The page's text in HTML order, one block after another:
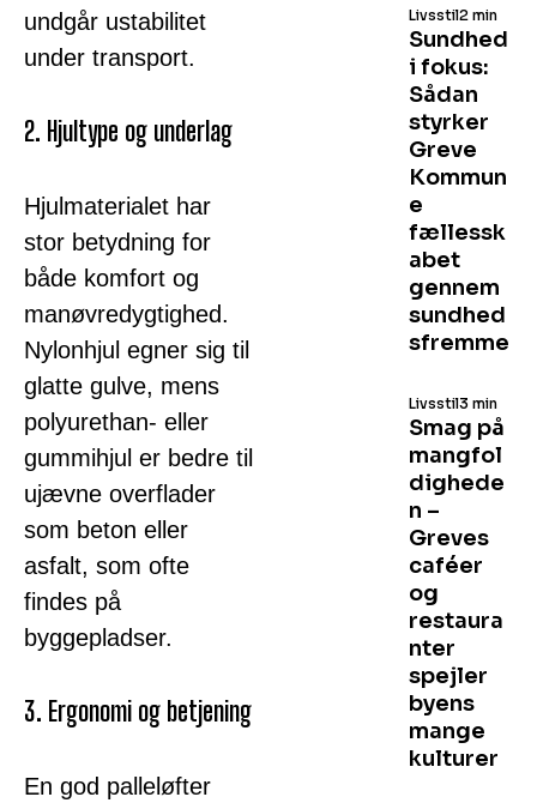
undgår ustabilitet
under transport.
2. Hjultype og underlag
Hjulmaterialet har
stor betydning for
både komfort og
manøvredygtighed.
Nylonhjul egner sig til
glatte gulve, mens
polyurethan- eller
gummihjul er bedre til
ujævne overflader
som beton eller
asfalt, som ofte
findes på
byggepladser.
3. Ergonomi og betjening
En god palleløfter
Sundhed
i fokus:
Sådan
styrker
Greve
Kommun
e
fællessk
abet
gennem
sundhed
sfremme
Livsstil2 min
Smag på
mangfol
dighede
n –
Greves
caféer
og
restaura
nter
spejler
byens
mange
kulturer
Livsstil3 min